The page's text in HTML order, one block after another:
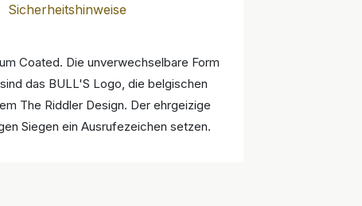
Sicherheitshinweise
Coated. Die unverwechselbare Form
das BULL'S Logo, die belgischen
The Riddler Design. Der ehrgeizige
Siegen ein Ausrufezeichen setzen.